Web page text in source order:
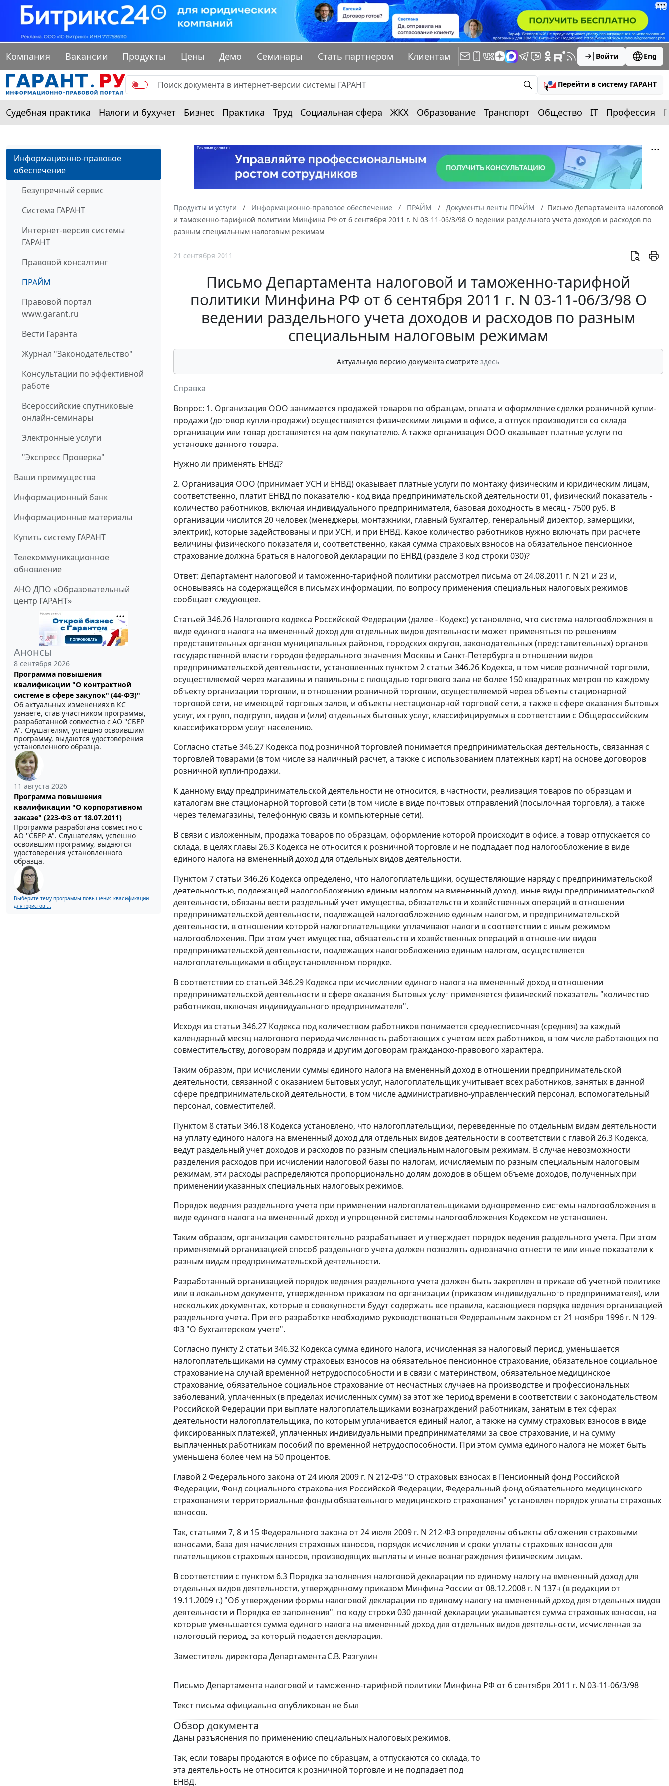
Компания Вакансии Продукты Цены Демо Семинары Стать партнером Клиентам Войти Eng
Перейти в систему ГАРАНТ
Судебная практика Налоги и бухучет Бизнес Практика Труд Социальная сфера ЖКХ Образование Транспорт Общество IT Профессия
Информационно-правовое
обеспечение
Безупречный сервис
Система ГАРАНТ
Интернет-версия системы
ГАРАНТ
Правовой консалтинг
ПРАЙМ
Правовой портал
www.garant.ru
Вести Гаранта
Журнал "Законодательство"
Консультации по эффективной
работе
Всероссийские спутниковые
онлайн-семинары
Электронные услуги
"Экспресс Проверка"
Ваши преимущества
Информационный банк
Информационные материалы
Купить систему ГАРАНТ
Телекоммуникационное
обновление
АНО ДПО «Образовательный
центр ГАРАНТ»
Анонсы
8 сентября 2026
Программа повышения
квалификации "О контрактной
системе в сфере закупок" (44-ФЗ)"
Об актуальных изменениях в КС
узнаете, став участником программы,
разработанной совместно с АО ''СБЕР
А". Слушателям, успешно освоившим
программу, выдаются удостоверения
установленного образца.
11 августа 2026
Программа повышения
квалификации "О корпоративном
заказе" (223-ФЗ от 18.07.2011)
Программа разработана совместно с
АО ''СБЕР А". Слушателям, успешно
освоившим программу, выдаются
удостоверения установленного
образца.
Выберите тему программы повышения квалификации
для юристов ...
Продукты и услуги Информационно-правовое обеспечение ПРАЙМ Документы ленты ПРАЙМ
Письмо Департамента налоговой
и таможенно-тарифной политики Минфина РФ от 6 сентября 2011 г. N 03-11-06/3/98 О ведении раздельного учета доходов и расходов по
разным специальным налоговым режимам
21 сентября 2011
Письмо Департамента налоговой и таможенно-тарифной
политики Минфина РФ от 6 сентября 2011 г. N 03-11-06/3/98 О
ведении раздельного учета доходов и расходов по разным
специальным налоговым режимам
Актуальную версию документа смотрите здесь
Справка
Вопрос: 1. Организация ООО занимается продажей товаров по образцам, оплата и оформление сделки розничной купли-
продажи (договор купли-продажи) осуществляется физическими лицами в офисе, а отпуск производится со склада
организации или товар доставляется на дом покупателю. А также организация ООО оказывает платные услуги по
установке данного товара.
Нужно ли применять ЕНВД?
2. Организация ООО (принимает УСН и ЕНВД) оказывает платные услуги по монтажу физическим и юридическим лицам,
соответственно, платит ЕНВД по показателю - код вида предпринимательской деятельности 01, физический показатель -
количество работников, включая индивидуального предпринимателя, базовая доходность в месяц - 7500 руб. В
организации числится 20 человек (менеджеры, монтажники, главный бухгалтер, генеральный директор, замерщики,
электрик), которые задействованы и при УСН, и при ЕНВД. Какое количество работников нужно включать при расчете
величины физического показателя и, соответственно, какая сумма страховых взносов на обязательное пенсионное
страхование должна браться в налоговой декларации по ЕНВД (разделе 3 код строки 030)?
Ответ: Департамент налоговой и таможенно-тарифной политики рассмотрел письма от 24.08.2011 г. N 21 и 23 и,
основываясь на содержащейся в письмах информации, по вопросу применения специальных налоговых режимов
сообщает следующее.
Статьей 346.26 Налогового кодекса Российской Федерации (далее - Кодекс) установлено, что система налогообложения в
виде единого налога на вмененный доход для отдельных видов деятельности может применяться по решениям
представительных органов муниципальных районов, городских округов, законодательных (представительных) органов
государственной власти городов федерального значения Москвы и Санкт-Петербурга в отношении видов
предпринимательской деятельности, установленных пунктом 2 статьи 346.26 Кодекса, в том числе розничной торговли,
осуществляемой через магазины и павильоны с площадью торгового зала не более 150 квадратных метров по каждому
объекту организации торговли, в отношении розничной торговли, осуществляемой через объекты стационарной
торговой сети, не имеющей торговых залов, и объекты нестационарной торговой сети, а также в сфере оказания бытовых
услуг, их групп, подгрупп, видов и (или) отдельных бытовых услуг, классифицируемых в соответствии с Общероссийским
классификатором услуг населению.
Согласно статье 346.27 Кодекса под розничной торговлей понимается предпринимательская деятельность, связанная с
торговлей товарами (в том числе за наличный расчет, а также с использованием платежных карт) на основе договоров
розничной купли-продажи.
К данному виду предпринимательской деятельности не относится, в частности, реализация товаров по образцам и
каталогам вне стационарной торговой сети (в том числе в виде почтовых отправлений (посылочная торговля), а также
через телемагазины, телефонную связь и компьютерные сети).
В связи с изложенным, продажа товаров по образцам, оформление которой происходит в офисе, а товар отпускается со
склада, в целях главы 26.3 Кодекса не относится к розничной торговле и не подпадает под налогообложение в виде
единого налога на вмененный доход для отдельных видов деятельности.
Пунктом 7 статьи 346.26 Кодекса определено, что налогоплательщики, осуществляющие наряду с предпринимательской
деятельностью, подлежащей налогообложению единым налогом на вмененный доход, иные виды предпринимательской
деятельности, обязаны вести раздельный учет имущества, обязательств и хозяйственных операций в отношении
предпринимательской деятельности, подлежащей налогообложению единым налогом, и предпринимательской
деятельности, в отношении которой налогоплательщики уплачивают налоги в соответствии с иным режимом
налогообложения. При этом учет имущества, обязательств и хозяйственных операций в отношении видов
предпринимательской деятельности, подлежащих налогообложению единым налогом, осуществляется
налогоплательщиками в общеустановленном порядке.
В соответствии со статьей 346.29 Кодекса при исчислении единого налога на вмененный доход в отношении
предпринимательской деятельности в сфере оказания бытовых услуг применяется физический показатель "количество
работников, включая индивидуального предпринимателя".
Исходя из статьи 346.27 Кодекса под количеством работников понимается среднесписочная (средняя) за каждый
календарный месяц налогового периода численность работающих с учетом всех работников, в том числе работающих по
совместительству, договорам подряда и другим договорам гражданско-правового характера.
Таким образом, при исчислении суммы единого налога на вмененный доход в отношении предпринимательской
деятельности, связанной с оказанием бытовых услуг, налогоплательщик учитывает всех работников, занятых в данной
сфере предпринимательской деятельности, в том числе административно-управленческий персонал, вспомогательный
персонал, совместителей.
Пунктом 8 статьи 346.18 Кодекса установлено, что налогоплательщики, переведенные по отдельным видам деятельности
на уплату единого налога на вмененный доход для отдельных видов деятельности в соответствии с главой 26.3 Кодекса,
ведут раздельный учет доходов и расходов по разным специальным налоговым режимам. В случае невозможности
разделения расходов при исчислении налоговой базы по налогам, исчисляемым по разным специальным налоговым
режимам, эти расходы распределяются пропорционально долям доходов в общем объеме доходов, полученных при
применении указанных специальных налоговых режимов.
Порядок ведения раздельного учета при применении налогоплательщиками одновременно системы налогообложения в
виде единого налога на вмененный доход и упрощенной системы налогообложения Кодексом не установлен.
Таким образом, организация самостоятельно разрабатывает и утверждает порядок ведения раздельного учета. При этом
применяемый организацией способ раздельного учета должен позволять однозначно отнести те или иные показатели к
разным видам предпринимательской деятельности.
Разработанный организацией порядок ведения раздельного учета должен быть закреплен в приказе об учетной политике
или в локальном документе, утвержденном приказом по организации (приказом индивидуального предпринимателя), или
нескольких документах, которые в совокупности будут содержать все правила, касающиеся порядка ведения организацией
раздельного учета. При его разработке необходимо руководствоваться Федеральным законом от 21 ноября 1996 г. N 129-
ФЗ "О бухгалтерском учете".
Согласно пункту 2 статьи 346.32 Кодекса сумма единого налога, исчисленная за налоговый период, уменьшается
налогоплательщиками на сумму страховых взносов на обязательное пенсионное страхование, обязательное социальное
страхование на случай временной нетрудоспособности и в связи с материнством, обязательное медицинское
страхование, обязательное социальное страхование от несчастных случаев на производстве и профессиональных
заболеваний, уплаченных (в пределах исчисленных сумм) за этот же период времени в соответствии с законодательством
Российской Федерации при выплате налогоплательщиками вознаграждений работникам, занятым в тех сферах
деятельности налогоплательщика, по которым уплачивается единый налог, а также на сумму страховых взносов в виде
фиксированных платежей, уплаченных индивидуальными предпринимателями за свое страхование, и на сумму
выплаченных работникам пособий по временной нетрудоспособности. При этом сумма единого налога не может быть
уменьшена более чем на 50 процентов.
Главой 2 Федерального закона от 24 июля 2009 г. N 212-ФЗ "О страховых взносах в Пенсионный фонд Российской
Федерации, Фонд социального страхования Российской Федерации, Федеральный фонд обязательного медицинского
страхования и территориальные фонды обязательного медицинского страхования" установлен порядок уплаты страховых
взносов.
Так, статьями 7, 8 и 15 Федерального закона от 24 июля 2009 г. N 212-ФЗ определены объекты обложения страховыми
взносами, база для начисления страховых взносов, порядок исчисления и сроки уплаты страховых взносов для
плательщиков страховых взносов, производящих выплаты и иные вознаграждения физическим лицам.
В соответствии с пунктом 6.3 Порядка заполнения налоговой декларации по единому налогу на вмененный доход для
отдельных видов деятельности, утвержденному приказом Минфина России от 08.12.2008 г. N 137н (в редакции от
19.11.2009 г.) "Об утверждении формы налоговой декларации по единому налогу на вмененный доход для отдельных видов
деятельности и Порядка ее заполнения", по коду строки 030 данной декларации указывается сумма страховых взносов, на
которые уменьшается сумма единого налога на вмененный доход для отдельных видов деятельности, исчисленная за
налоговый период, за который подается декларация.
Заместитель директора ДепартаментаС.В. Разгулин
Письмо Департамента налоговой и таможенно-тарифной политики Минфина РФ от 6 сентября 2011 г. N 03-11-06/3/98
Текст письма официально опубликован не был
Обзор документа
Даны разъяснения по применению специальных налоговых режимов.
Так, если товары продаются в офисе по образцам, а отпускаются со склада, то
эта деятельность не относится к розничной торговле и не подпадает под
ЕНВД.